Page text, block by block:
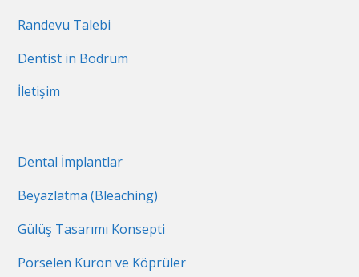
Randevu Talebi
Dentist in Bodrum
İletişim
Dental İmplantlar
Beyazlatma (Bleaching)
Gülüş Tasarımı Konsepti
Porselen Kuron ve Köprüler